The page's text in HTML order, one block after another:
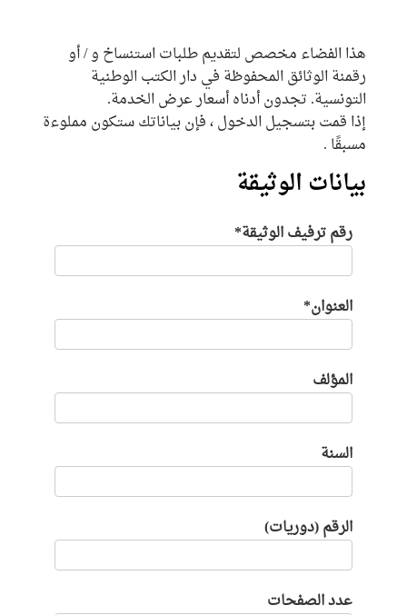
هذا الفضاء مخصص لتقديم طلبات استنساخ و / أو
رقمنة الوثائق المحفوظة في دار الكتب الوطنية
التونسية. تجدون أدناه أسعار عرض الخدمة.
إذا قمت بتسجيل الدخول ، فإن بياناتك ستكون مملوءة
مسبقًا .
بيانات الوثيقة
رقم ترفيف الوثيقة*
العنوان*
المؤلف
السنة
الرقم (دوريات)
عدد الصفحات